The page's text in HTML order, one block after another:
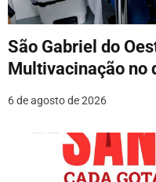
P
o
s
t
São Gabriel do
Multivacinação no
6 de agosto de 2026